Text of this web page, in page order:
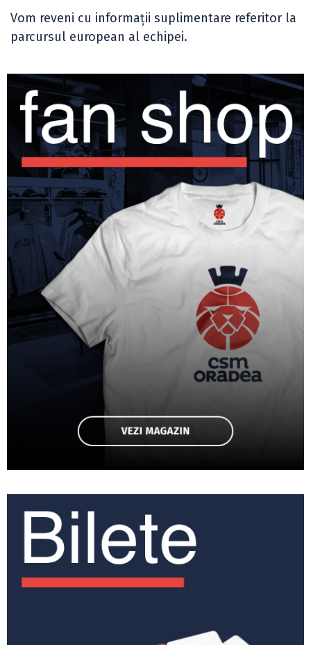
Vom reveni cu informații suplimentare referitor la
parcursul european al echipei.